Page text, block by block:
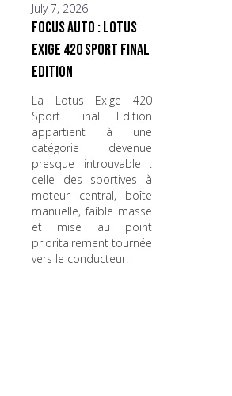
July 7, 2026
Focus Auto : Lotus
Exige 420 Sport Final
Edition
La Lotus Exige 420
Sport Final Edition
appartient à une
catégorie devenue
presque introuvable :
celle des sportives à
moteur central, boîte
manuelle, faible masse
et mise au point
prioritairement tournée
vers le conducteur.